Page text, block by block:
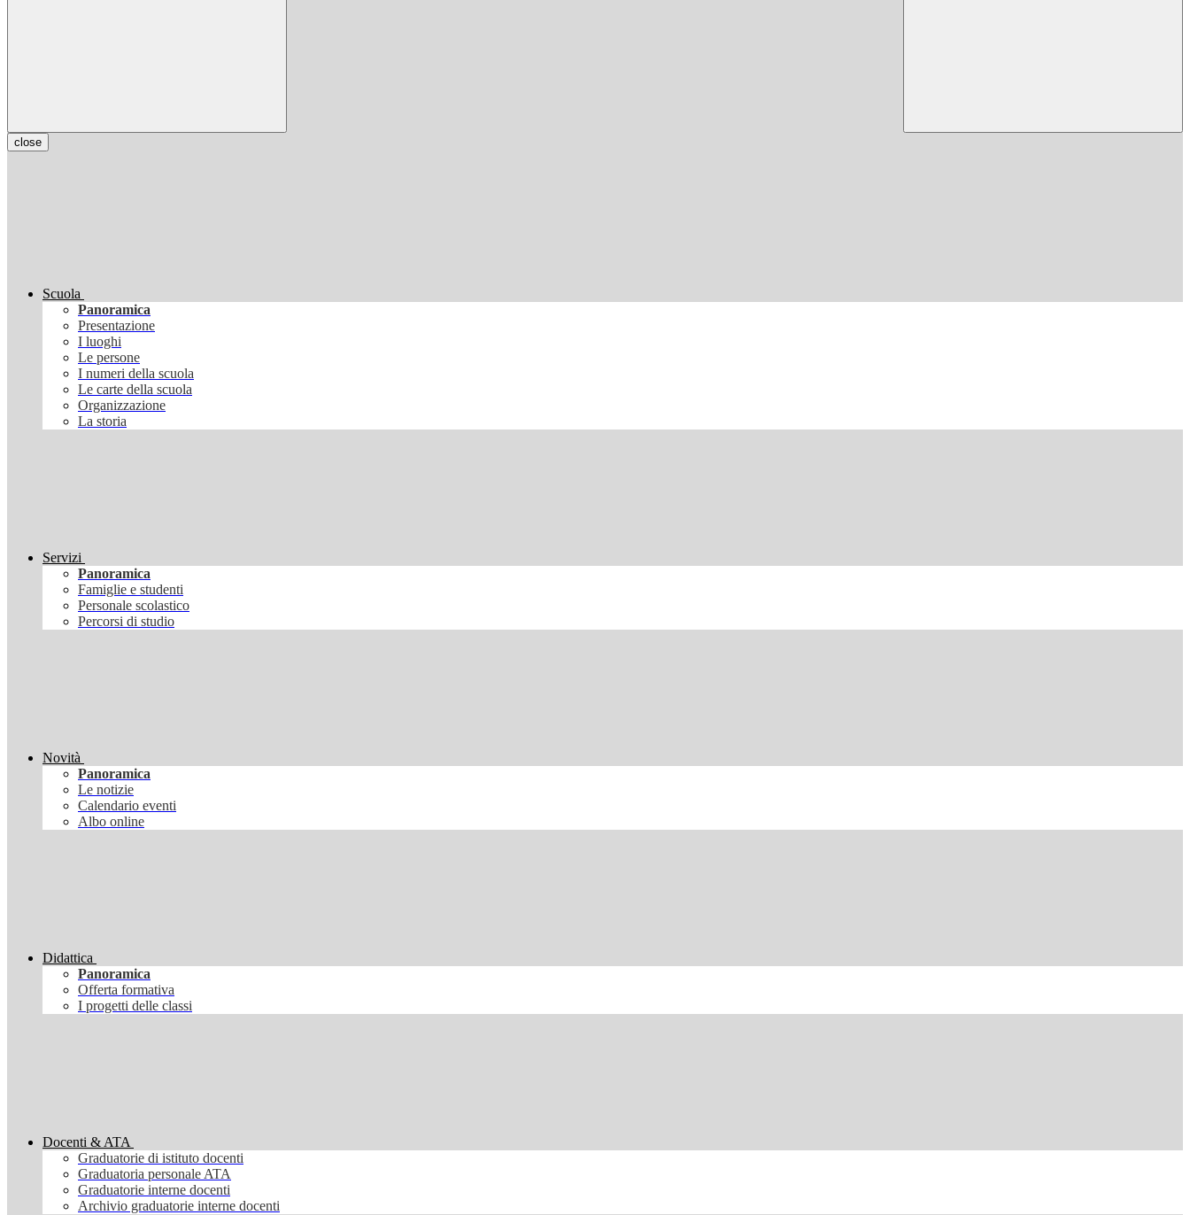
close
Scuola
Panoramica
Presentazione
I luoghi
Le persone
I numeri della scuola
Le carte della scuola
Organizzazione
La storia
Servizi
Panoramica
Famiglie e studenti
Personale scolastico
Percorsi di studio
Novità
Panoramica
Le notizie
Calendario eventi
Albo online
Didattica
Panoramica
Offerta formativa
I progetti delle classi
Docenti & ATA
Graduatorie di istituto docenti
Graduatoria personale ATA
Graduatorie interne docenti
Archivio graduatorie interne docenti